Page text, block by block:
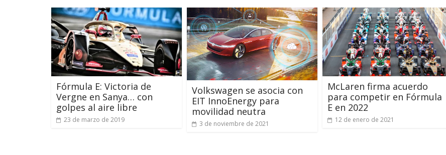
Fórmula E: Victoria de
Vergne en Sanya… con
golpes al aire libre
23 de marzo de 2019
Volkswagen se asocia con
EIT InnoEnergy para
movilidad neutra
3 de noviembre de 2021
McLaren firma acuerdo
para competir en Fórmula
E en 2022
12 de enero de 2021